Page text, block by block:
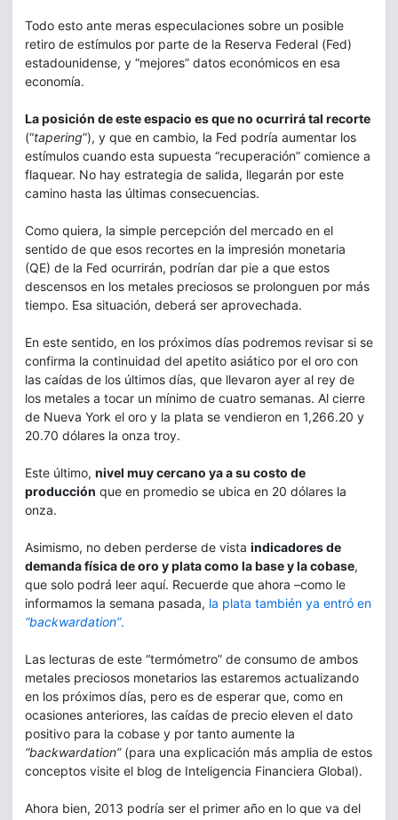
Todo esto ante meras especulaciones sobre un posible
retiro de estímulos por parte de la Reserva Federal (Fed)
estadounidense, y “mejores” datos económicos en esa
economía.
La posición de este espacio es que no ocurrirá tal recorte
(“tapering”), y que en cambio, la Fed podría aumentar los
estímulos cuando esta supuesta “recuperación” comience a
flaquear. No hay estrategia de salida, llegarán por este
camino hasta las últimas consecuencias.
Como quiera, la simple percepción del mercado en el
sentido de que esos recortes en la impresión monetaria
(QE) de la Fed ocurrirán, podrían dar pie a que estos
descensos en los metales preciosos se prolonguen por más
tiempo. Esa situación, deberá ser aprovechada.
En este sentido, en los próximos días podremos revisar si se
confirma la continuidad del apetito asiático por el oro con
las caídas de los últimos días, que llevaron ayer al rey de
los metales a tocar un mínimo de cuatro semanas. Al cierre
de Nueva York el oro y la plata se vendieron en 1,266.20 y
20.70 dólares la onza troy.
Este último, nivel muy cercano ya a su costo de
producción que en promedio se ubica en 20 dólares la
onza.
Asimismo, no deben perderse de vista indicadores de
demanda física de oro y plata como la base y la cobase,
que solo podrá leer aquí. Recuerde que ahora –como le
informamos la semana pasada, la plata también ya entró en
“backwardation”.
Las lecturas de este “termómetro” de consumo de ambos
metales preciosos monetarios las estaremos actualizando
en los próximos días, pero es de esperar que, como en
ocasiones anteriores, las caídas de precio eleven el dato
positivo para la cobase y por tanto aumente la
“backwardation”(para una explicación más amplia de estos
conceptos visite el blog de Inteligencia Financiera Global).
Ahora bien, 2013 podría ser el primer año en lo que va del